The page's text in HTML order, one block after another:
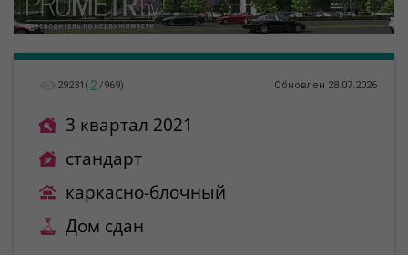
29231 ( 2 /969) Обновлен 28.07.2026
3 квартал 2021
стандарт
каркасно-блочный
Дом сдан